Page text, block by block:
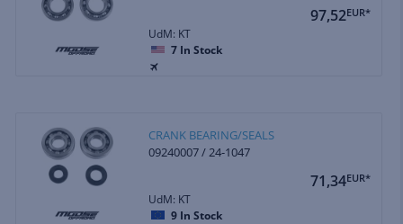
97,52EUR*
UdM: KT
7 In Stock
CRANK BEARING/SEALS
09240007 / 24-1047
71,34EUR*
UdM: KT
9 In Stock